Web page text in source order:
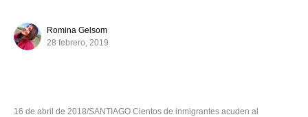
Romina Gelsom
28 febrero, 2019
16 de abril de 2018/SANTIAGO Cientos de inmigrantes acuden al